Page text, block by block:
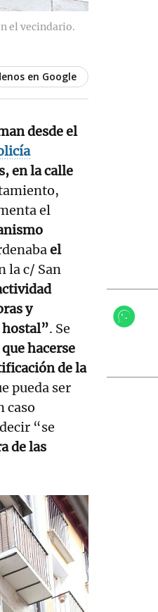
el vecindario.
en Google
desde el
en la calle
el
el
la c/ San
y
hostal”. Se
hacerse
de la
pueda ser
caso
“se
de las